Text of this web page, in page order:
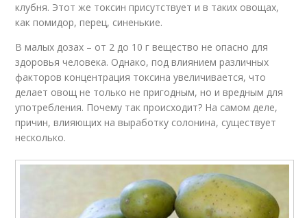
клубня. Этот же токсин присутствует и в таких овощах,
как помидор, перец, синенькие.
В малых дозах – от 2 до 10 г вещество не опасно для
здоровья человека. Однако, под влиянием различных
факторов концентрация токсина увеличивается, что
делает овощ не только не пригодным, но и вредным для
употребления. Почему так происходит? На самом деле,
причин, влияющих на выработку солонина, существует
несколько.